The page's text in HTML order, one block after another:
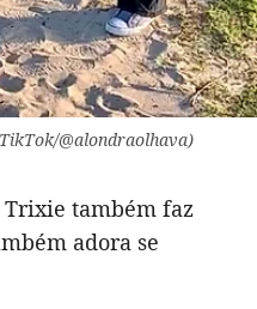
@alondraolhava)
também faz
adora se